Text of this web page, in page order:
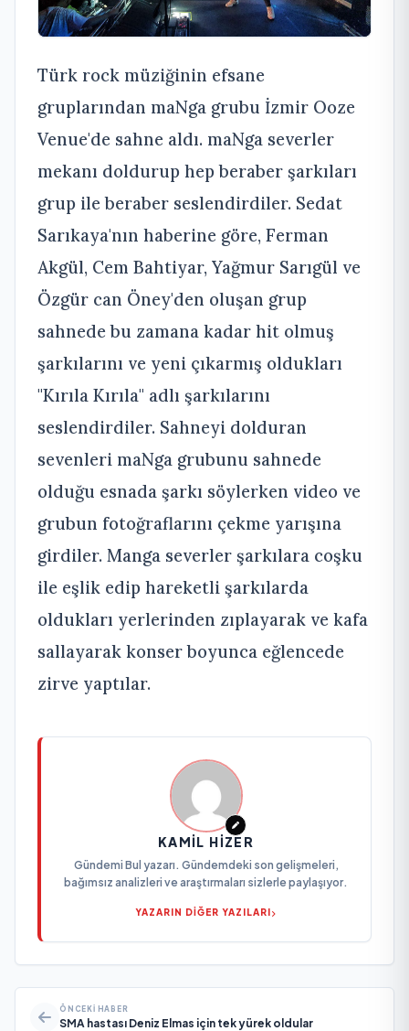
Türk rock müziğinin efsane
gruplarından maNga grubu İzmir Ooze
Venue'de sahne aldı. maNga severler
mekanı doldurup hep beraber şarkıları
grup ile beraber seslendirdiler. Sedat
Sarıkaya'nın haberine göre, Ferman
Akgül, Cem Bahtiyar, Yağmur Sarıgül ve
Özgür can Öney'den oluşan grup
sahnede bu zamana kadar hit olmuş
şarkılarını ve yeni çıkarmış oldukları
"Kırıla Kırıla" adlı şarkılarını
seslendirdiler. Sahneyi dolduran
sevenleri maNga grubunu sahnede
olduğu esnada şarkı söylerken video ve
grubun fotoğraflarını çekme yarışına
girdiler. Manga severler şarkılara coşku
ile eşlik edip hareketli şarkılarda
oldukları yerlerinden zıplayarak ve kafa
sallayarak konser boyunca eğlencede
zirve yaptılar.
KAMIL HIZER
Gündemi Bul yazarı. Gündemdeki son gelişmeleri,
bağımsız analizleri ve araştırmaları sizlerle paylaşıyor.
YAZARIN DİĞER YAZILARI
ÖNCEKI HABER
SMA hastası Deniz Elmas için tek yürek oldular